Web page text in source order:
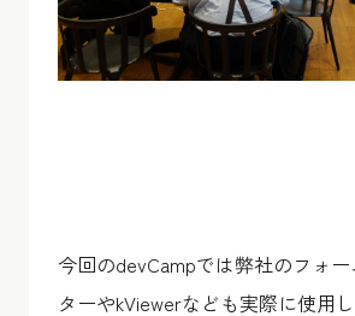
今回のdevCampでは弊社のフォ
ターやkViewerなども実際に使用